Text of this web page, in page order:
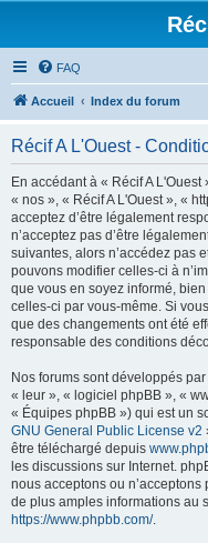
FAQ
Accueil Index du forum
Récif A L'Ouest -
En accédant à « Récif A
« nos », « Récif A L'Ouest », «
acceptez d’être légalement
n’acceptez pas d’être
suivantes, alors n’accédez pas
pouvons modifier celles-ci à
que vous en soyez informé,
celles-ci par vous-même. Si
que des changements ont été
responsable des conditions
Nos forums sont développés
« leur », « logiciel phpBB », «
« Équipes phpBB ») qui est un
GNU General Public License v2
être téléchargé depuis
les discussions sur Internet.
nous acceptons ou
de plus amples informations au
https://www.phpbb.com/.